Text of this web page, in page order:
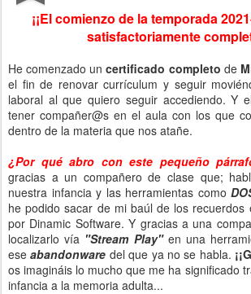
¡¡El comienzo de la temporada
satisfactoriamente
He comenzado uncertificado completo de
el fin de renovar currículum y seguir
laboral al que quiero seguir accediendo. Y
tener compañer@s en el aula con los que
dentro de la materia que nos atañe.
¿Por qué abro con este pequeño
gracias a un compañero de clase que;
nuestra infancia y las herramientas como
he podido sacar de mi baúl de los recuerdos
por Dinamic Software. Y gracias a una
localizarlo vía "Stream Play"en una
eseabandonware del que ya no se habla.
os imagináis lo mucho que me ha significado
infancia a la memoria adulta...